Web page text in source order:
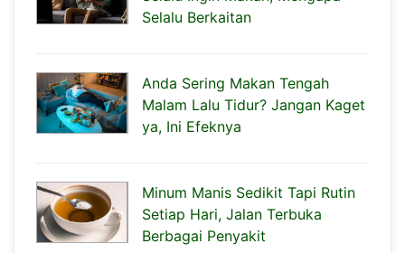
Selalu Berkaitan
Anda Sering Makan Tengah
Malam Lalu Tidur? Jangan Kaget
ya, Ini Efeknya
Minum Manis Sedikit Tapi Rutin
Setiap Hari, Jalan Terbuka
Berbagai Penyakit